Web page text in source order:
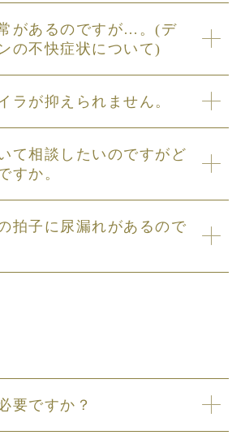
があるのですが…。(デ
の不快症状について)
ラが抑えられません。
て相談したいのですがど
すか。
拍子に尿漏れがあるので
要ですか？